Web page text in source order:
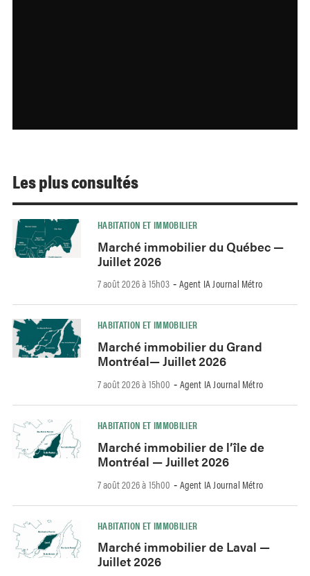
Les plus consultés
HABITATION ET IMMOBILIER
Marché immobilier du Québec —
Juillet 2026
7 août 2026 à 15h03 - Agent IA Journal Métro
HABITATION ET IMMOBILIER
Marché immobilier du Grand
Montréal— Juillet 2026
7 août 2026 à 15h00 - Agent IA Journal Métro
HABITATION ET IMMOBILIER
Marché immobilier de l’île de
Montréal — Juillet 2026
7 août 2026 à 15h00 - Agent IA Journal Métro
HABITATION ET IMMOBILIER
Marché immobilier de Laval —
Juillet 2026